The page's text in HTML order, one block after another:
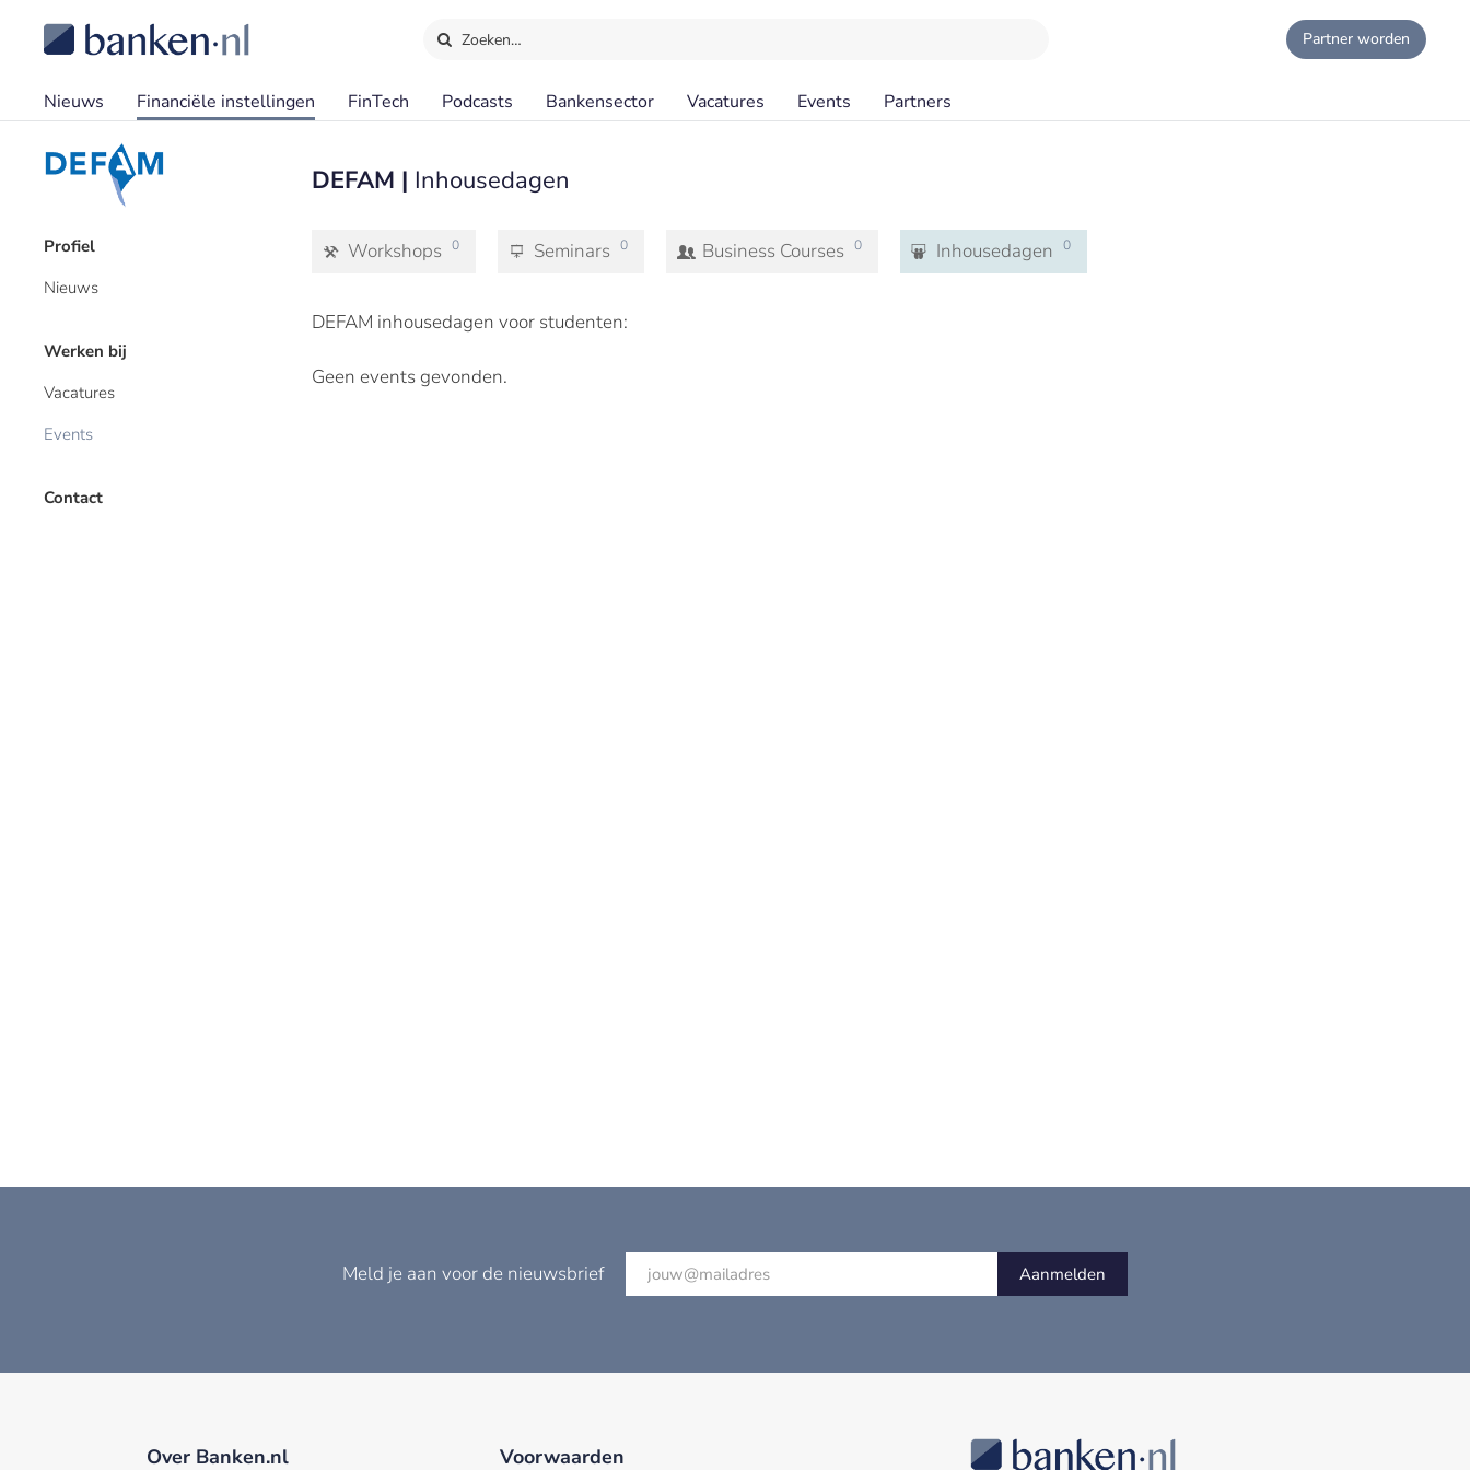
Zoeken… Partner worden
Nieuws Financiële instellingen FinTech Podcasts Bankensector Vacatures Events Partners
Profiel
Nieuws
Werken bij
Vacatures
Events
Contact
DEFAM | Inhousedagen
Workshops 0 Seminars 0 Business Courses 0 Inhousedagen 0
DEFAM inhousedagen voor studenten:
Geen events gevonden.
Meld je aan voor de nieuwsbrief Aanmelden
Over Banken.nl Voorwaarden